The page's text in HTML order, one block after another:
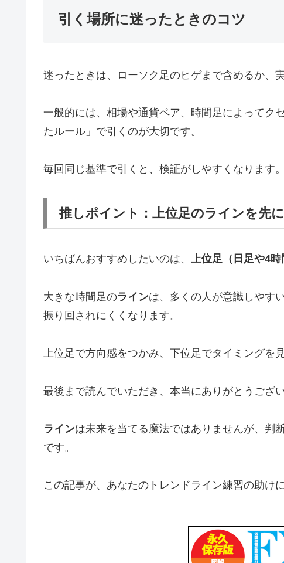
引く場所に迷ったときのコツ
迷ったときは、ローソク足のヒゲまで含めるか、
一般的には、相場や通貨ペア、時間足によってク
たルール」で引くのが大切です。
毎回同じ基準で引くと、検証がしやすくなります。
推しポイント：上位足のラインを先に
いちばんおすすめしたいのは、 上位足（日足や4
大きな時間足のラインは、多くの人が意識しやす
振り回されにくくなります。
上位足で方向感をつかみ、下位足でタイミングを
最後まで読んでいただき、本当にありがとうござい
ラインは未来を当てる魔法ではありませんが、判
です。
この記事が、あなたのトレンドライン練習の助け